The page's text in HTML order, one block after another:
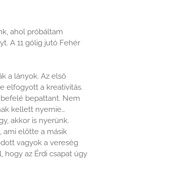
ahol próbáltam
A 11 gólig jutó Fehér
a lányok. Az első
elfogyott a kreativitás.
bepattant. Nem
kellett nyernie…
akkor is nyerünk.
ami előtte a másik
vagyok a vereség
hogy az Érdi csapat úgy